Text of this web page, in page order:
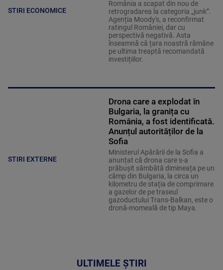
STIRI ECONOMICE
România a scapat din nou de
retrogradarea la categoria „junk”.
Agenția Moody's, a reconfirmat
ratingul României, dar cu
perspectivă negativă. Asta
înseamnă că țara noastră rămâne
pe ultima treaptă recomandată
investițiilor.
STIRI EXTERNE
Drona care a explodat în
Bulgaria, la granița cu
România, a fost identificată.
Anunțul autorităților de la
Sofia
Ministerul Apărării de la Sofia a
anunțat că drona care s-a
prăbușit sâmbătă dimineața pe un
câmp din Bulgaria, la circa un
kilometru de stația de comprimare
a gazelor de pe traseul
gazoductului Trans-Balkan, este o
dronă-momeală de tip Maya.
ULTIMELE ȘTIRI